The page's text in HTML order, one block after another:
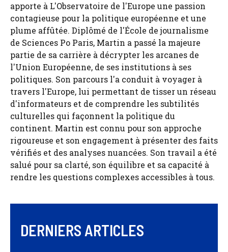
apporte à L'Observatoire de l'Europe une passion
contagieuse pour la politique européenne et une
plume affûtée. Diplômé de l'École de journalisme
de Sciences Po Paris, Martin a passé la majeure
partie de sa carrière à décrypter les arcanes de
l'Union Européenne, de ses institutions à ses
politiques. Son parcours l'a conduit à voyager à
travers l'Europe, lui permettant de tisser un réseau
d'informateurs et de comprendre les subtilités
culturelles qui façonnent la politique du
continent. Martin est connu pour son approche
rigoureuse et son engagement à présenter des faits
vérifiés et des analyses nuancées. Son travail a été
salué pour sa clarté, son équilibre et sa capacité à
rendre les questions complexes accessibles à tous.
DERNIERS ARTICLES